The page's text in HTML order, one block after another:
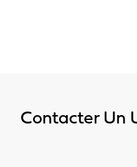
Contacter Un